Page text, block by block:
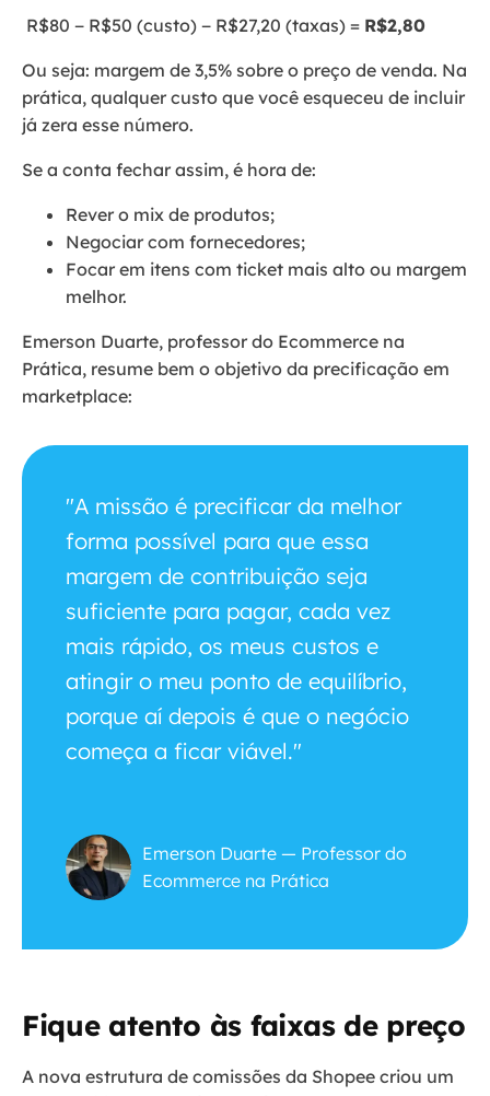
R$80 − R$50 (custo) − R$27,20 (taxas) = R$2,80
Ou seja: margem de 3,5% sobre o preço de venda. Na
prática, qualquer custo que você esqueceu de incluir
já zera esse número.
Se a conta fechar assim, é hora de:
Rever o mix de produtos;
Negociar com fornecedores;
Focar em itens com ticket mais alto ou margem
melhor.
Emerson Duarte, professor do Ecommerce na
Prática, resume bem o objetivo da precificação em
marketplace:
"A missão é precificar da melhor
forma possível para que essa
margem de contribuição seja
suficiente para pagar, cada vez
mais rápido, os meus custos e
atingir o meu ponto de equilíbrio,
porque aí depois é que o negócio
começa a ficar viável."
Emerson Duarte — Professor do
Ecommerce na Prática
Fique atento às faixas de preço
A nova estrutura de comissões da Shopee criou um